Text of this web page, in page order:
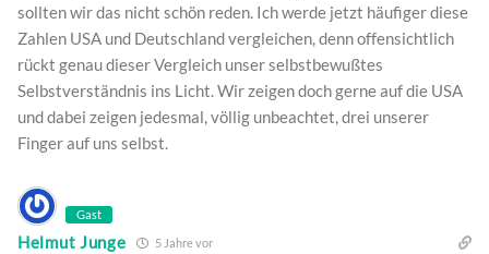
sollten wir das nicht schön reden. Ich werde jetzt häufiger diese
Zahlen USA und Deutschland vergleichen, denn offensichtlich
rückt genau dieser Vergleich unser selbstbewußtes
Selbstverständnis ins Licht. Wir zeigen doch gerne auf die USA
und dabei zeigen jedesmal, völlig unbeachtet, drei unserer
Finger auf uns selbst.
Gast
Helmut Junge 5 Jahre vor